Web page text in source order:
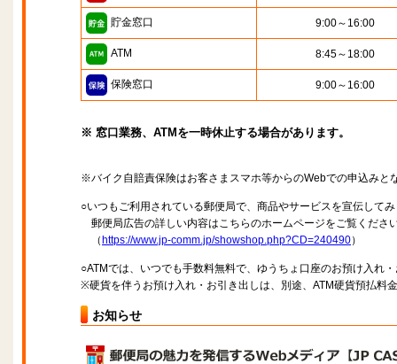
貯金窓口 9:00～16:00
ATM 8:45～18:00
保険窓口 9:00～16:00
※ 窓口業務、ATMを一時休止する場合があります。
※バイク自賠責保険はお客さまスマホ等からのWebでの申込みと
○いつもご利用されている郵便局で、商品やサービスを宣伝して
郵便局広告の詳しい内容はこちらのホームページをご覧くださ
（ https://www.jp-comm.jp/showshop.php?CD=240490）
○ATMでは、いつでも手数料無料で、ゆうちょ口座のお預け入れ
※硬貨を伴うお預け入れ・お引き出しは、別途、ATM硬貨預払料
お知らせ